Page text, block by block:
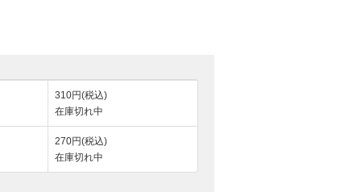
310円(税込)
在庫切れ中
270円(税込)
在庫切れ中